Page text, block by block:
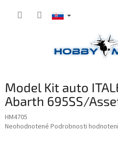
Model Kit auto
Abarth 695SS/
HM4705
Priemerné
Neohodnotené Podrobnosti